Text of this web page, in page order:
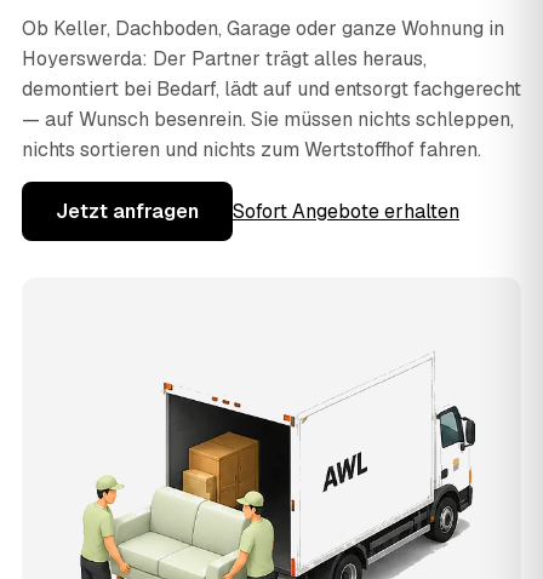
Ob Keller, Dachboden, Garage oder ganze Wohnung in
Hoyerswerda: Der Partner trägt alles heraus,
demontiert bei Bedarf, lädt auf und entsorgt fachgerecht
— auf Wunsch besenrein. Sie müssen nichts schleppen,
nichts sortieren und nichts zum Wertstoffhof fahren.
Jetzt anfragen Sofort Angebote erhalten